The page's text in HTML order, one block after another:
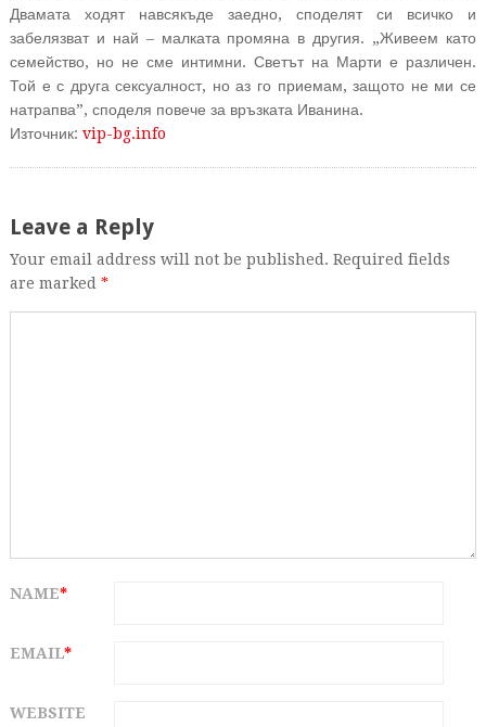
Двамата ходят навсякъде заедно, споделят си всичко и
забелязват и най – малката промяна в другия. „Живеем като
семейство, но не сме интимни. Светът на Марти е различен.
Той е с друга сексуалност, но аз го приемам, защото не ми се
натрапва”, споделя повече за връзката Иванина.
Източник: vip-bg.info
Leave a Reply
Your email address will not be published. Required fields
are marked *
NAME*
EMAIL*
WEBSITE